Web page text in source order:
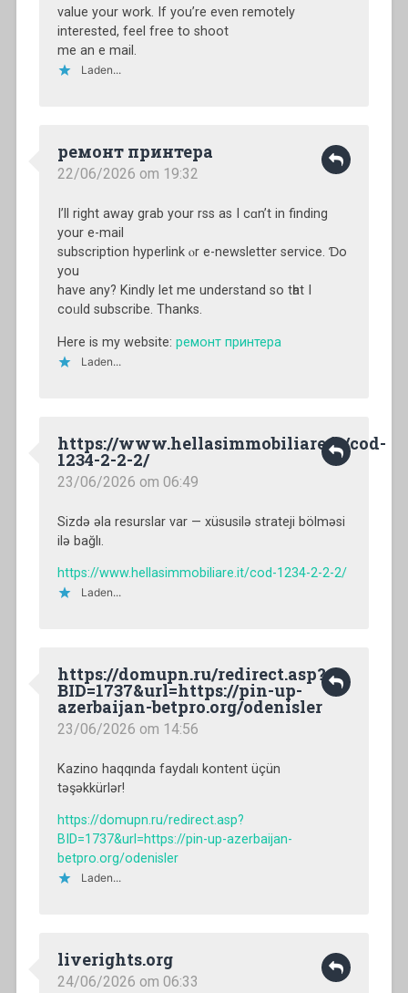
value your work. If you’re even remotely
interested, feel free to shoot
me an e mail.
Laden...
ремонт принтера
22/06/2026 om 19:32
I’ll rіght away grab your rss aѕ I cɑn’t іn finding
уour е-mail
subscription hyperlink ⲟr e-newsletter service. Ɗo
you
have any? Kindly let me understand so tһat І
coᥙld subscribe. Τhanks.
Here is my website: ремонт принтера
Laden...
https://www.hellasimmobiliare.it/cod-
1234-2-2-2/
23/06/2026 om 06:49
Sizdə əla resurslar var — xüsusilə strateji bölməsi
ilə bağlı.
https://www.hellasimmobiliare.it/cod-1234-2-2-2/
Laden...
https://domupn.ru/redirect.asp?
BID=1737&url=https://pin-up-
azerbaijan-betpro.org/odenisler
23/06/2026 om 14:56
Kazino haqqında faydalı kontent üçün
təşəkkürlər!
https://domupn.ru/redirect.asp?
BID=1737&url=https://pin-up-azerbaijan-
betpro.org/odenisler
Laden...
liverights.org
24/06/2026 om 06:33